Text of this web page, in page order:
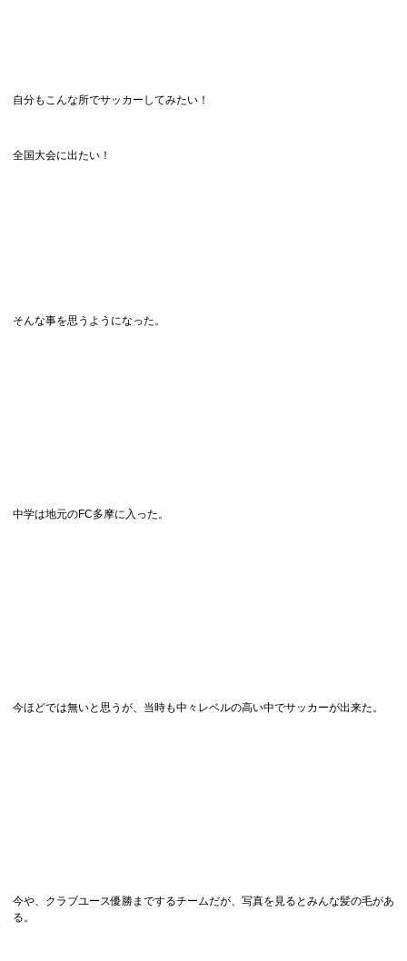
自分もこんな所でサッカーしてみたい！
全国大会に出たい！
そんな事を思うようになった。
中学は地元のFC多摩に入った。
今ほどでは無いと思うが、当時も中々レベルの高い中でサッカーが出来た。
今や、クラブユース優勝までするチームだが、写真を見るとみんな髪の毛があ
る。